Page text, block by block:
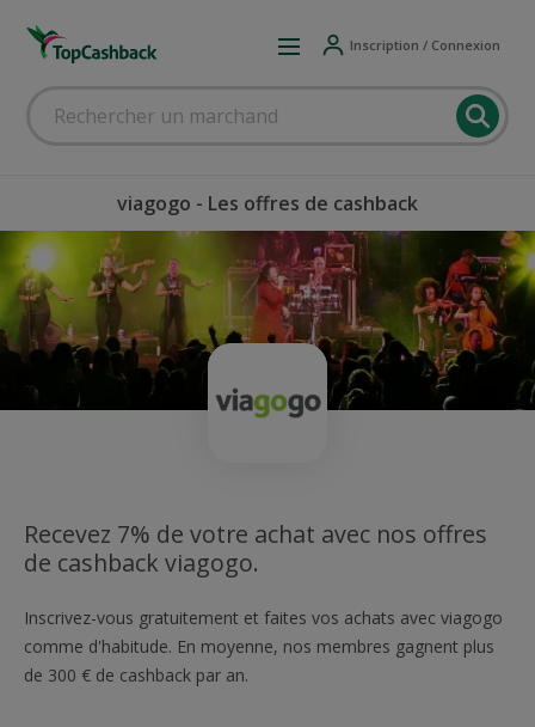
Inscription / Connexion
viagogo - Les offres de cashback
Recevez 7% de votre achat avec nos offres
de cashback viagogo.
Inscrivez-vous gratuitement et faites vos achats avec viagogo
comme d'habitude. En moyenne, nos membres gagnent plus
de 300 € de cashback par an.